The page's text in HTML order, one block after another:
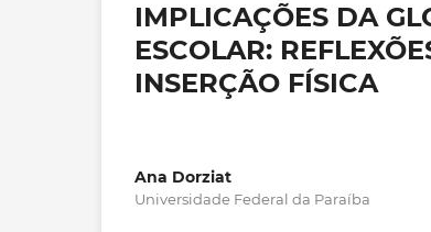
IMPLICAÇÕES DA
ESCOLAR:
INSERÇÃO FÍSICA
Ana Dorziat
Universidade Federal da Paraíba